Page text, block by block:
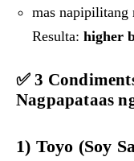
mas napipilitang
Resulta: higher
✅ 3
Nagpapataas
1) Toyo (Soy